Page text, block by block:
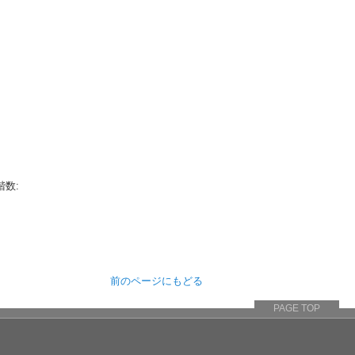
数:
前のページにもどる
PAGE TOP